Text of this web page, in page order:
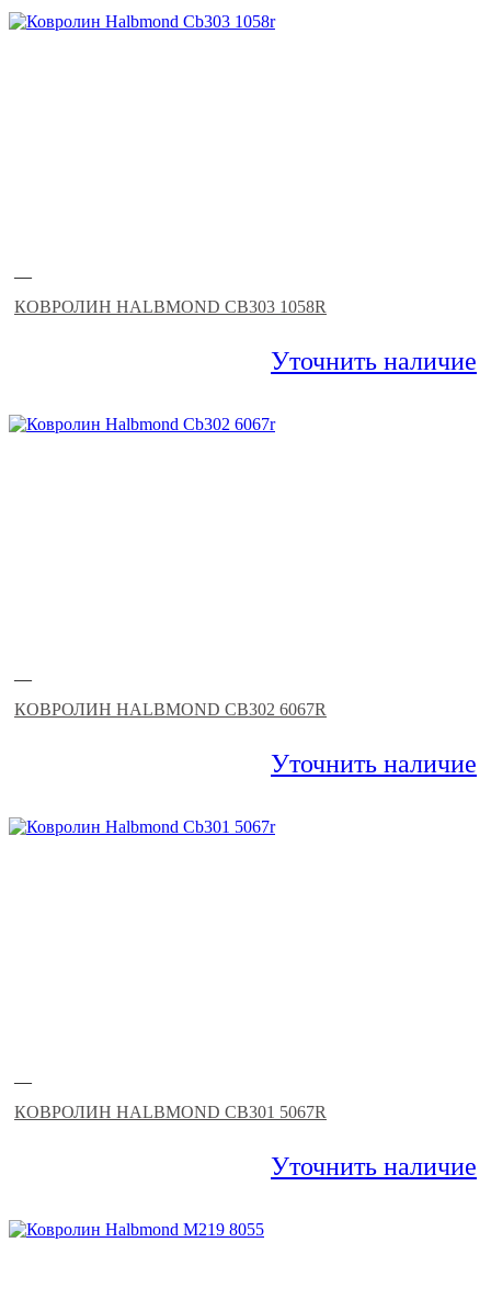
—
КОВРОЛИН HALBMOND CB303 1058R
Уточнить наличие
—
КОВРОЛИН HALBMOND CB302 6067R
Уточнить наличие
—
КОВРОЛИН HALBMOND CB301 5067R
Уточнить наличие